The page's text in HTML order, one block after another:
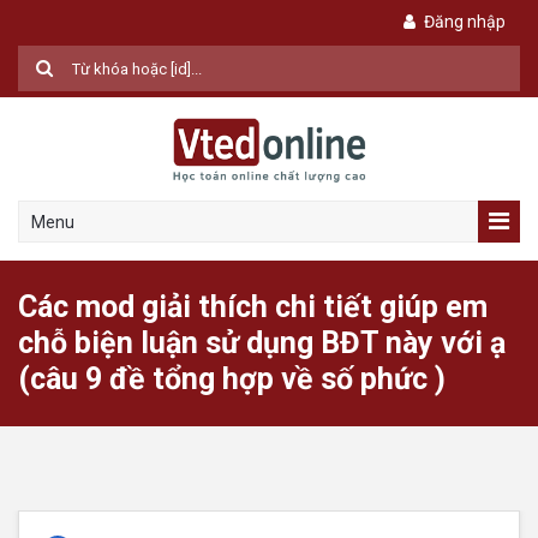
Đăng nhập
Menu
Các mod giải thích chi tiết giúp em
chỗ biện luận sử dụng BĐT này với ạ
(câu 9 đề tổng hợp về số phức )